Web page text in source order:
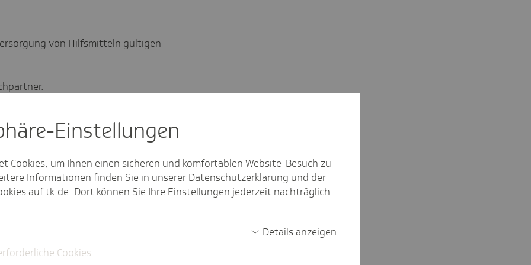
von Hilfsmitteln gültigen
ihre Konzepte und Ideen formlos per
Hilfsmittel-Vertrag@tk.de
anHilfsmittel-Vertrag@tk.de
unter Angabe des Betreffs
Einstel­lungen
Cookies, um Ihnen einen sicheren und komfortablen Website-Besuch zu
Informationen finden Sie in unserer Datenschutzerklärung und der
auf tk.de. Dort können Sie Ihre Einstellungen jederzeit nachträglich
Details anzeigen
Cookies